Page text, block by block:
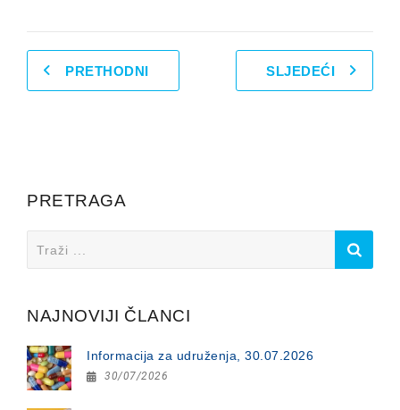
PRETHODNI SLJEDEĆI
PRETRAGA
for:
NAJNOVIJI ČLANCI
Informacija za udruženja, 30.07.2026
30/07/2026